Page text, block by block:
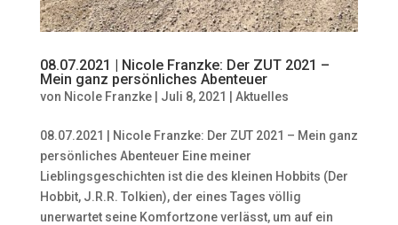
08.07.2021 | Nicole Franzke: Der ZUT 2021 –
Mein ganz persönliches Abenteuer
von Nicole Franzke| Juli 8, 2021 Aktuelles
08.07.2021 | Nicole Franzke: Der ZUT 2021 – Mein ganz
persönliches Abenteuer Eine meiner
Lieblingsgeschichten ist die des kleinen Hobbits (Der
Hobbit, J.R.R. Tolkien), der eines Tages völlig
unerwartet seine Komfortzone verlässt, um auf ein